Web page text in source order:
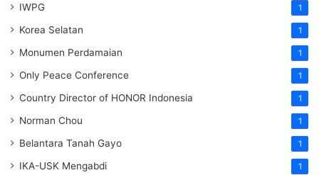
IWPG 1
Korea Selatan 1
Monumen Perdamaian 1
Only Peace Conference 1
Country Director of HONOR Indonesia 1
Norman Chou 1
Belantara Tanah Gayo 1
IKA-USK Mengabdi 1